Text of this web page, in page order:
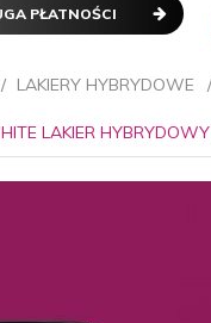
PŁATNOŚCI
LAKIERY HYBRYDOWE
LAKIER